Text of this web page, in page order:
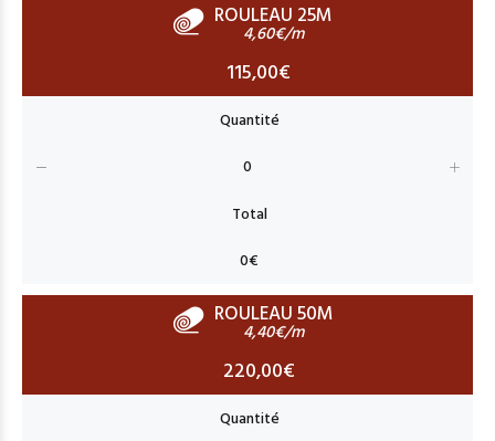
ROULEAU 25M
4,60€/m
115,00€
ROULEAU 50M
4,40€/m
220,00€